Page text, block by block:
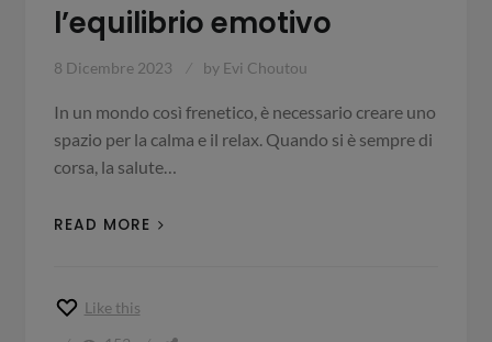
l’equilibrio emotivo
8 Dicembre 2023 by Evi Choutou
In un mondo così frenetico, è necessario creare uno
spazio per la calma e il relax. Quando si è sempre di
corsa, la salute…
READ MORE
Like this